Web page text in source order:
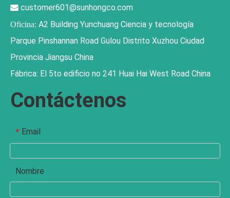
 customer601@sunhongco.com
Oficina: A2 Building Yunchuang Ciencia y tecnología
Parque Pinshannan Road Gulou Distrito Xuzhou Ciudad
Provincia Jiangsu China
Fábrica: El 5to edificio no 241 Huai Hai West Road China
Contáctenos
* Email
Nombre